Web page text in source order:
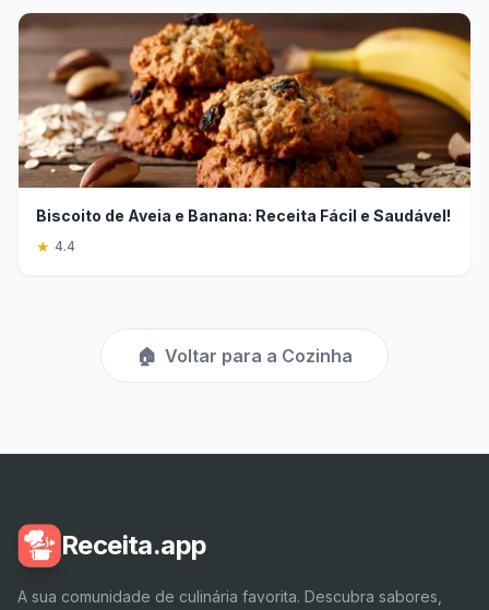
Biscoito de Aveia e Banana: Receita Fácil e Saudável!
★ 4.4
🏠 Voltar para a Cozinha
Receita.app
A sua comunidade de culinária favorita. Descubra sabores,